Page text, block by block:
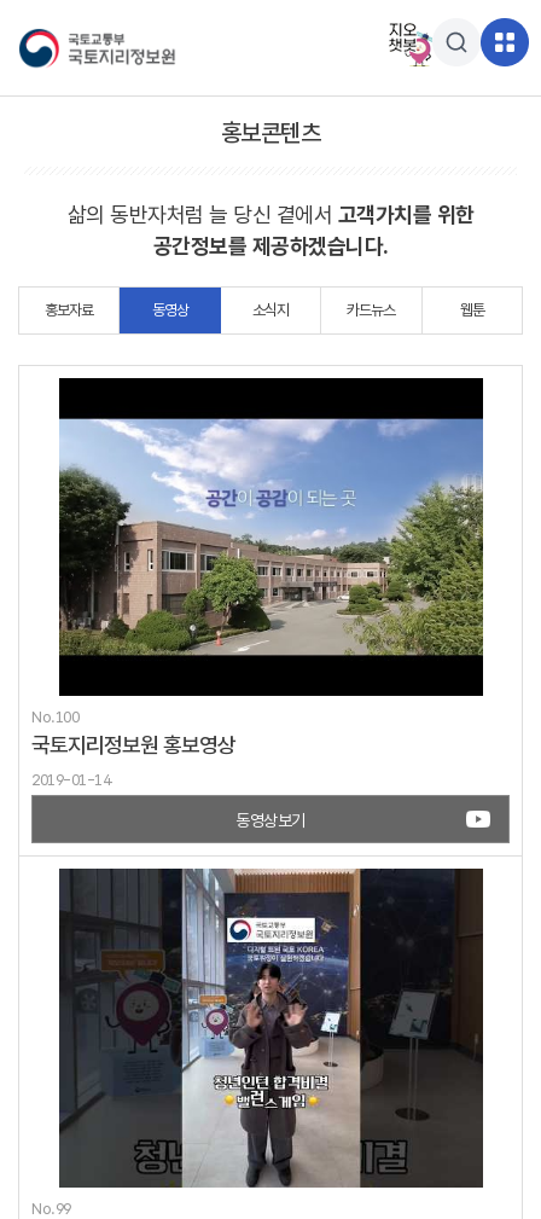
홍보콘텐츠
삶의 동반자처럼 늘 당신 곁에서 고객가치를 위한
공간정보를 제공하겠습니다.
홍보자료 동영상 소식지 카드뉴스 웹툰
No.100
국토지리정보원 홍보영상
2019-01-14
동영상보기
No.99